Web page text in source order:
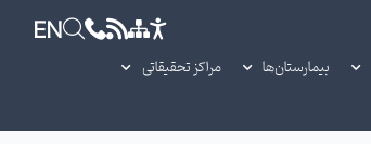
EN
بیمارستان‌ها مراکز تحقیقاتی